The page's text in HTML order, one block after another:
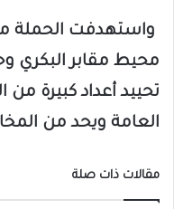
واستهدفت الحملة
محيط مقابر البكري
تحييد أعداد كبيرة من
العامة ويحد من
مقالات ذات صلة